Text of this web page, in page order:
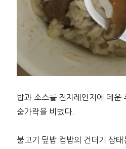
밥과 소스를 전자레인지에 데운
숟가락을 비볐다.
불고기 덮밥 컵밥의 건더기 상